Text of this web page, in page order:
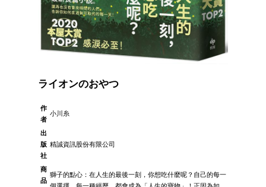
ライオンのおやつ
作
者
小川糸
出
版
社
精誠資訊股份有限公司
商
品
獅子的點心：在人生的最後一刻，你想吃什麼呢？自己的每一